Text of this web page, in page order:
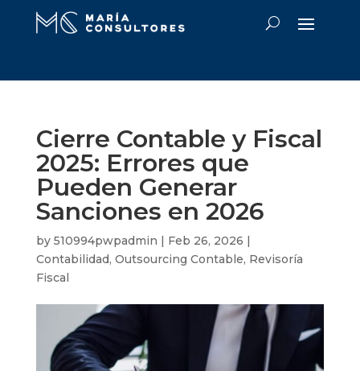
Cierre Contable y Fiscal
2025: Errores que
Pueden Generar
Sanciones en 2026
by 510994pwpadmin | Feb 26, 2026 |
Contabilidad, Outsourcing Contable, Revisoría
Fiscal